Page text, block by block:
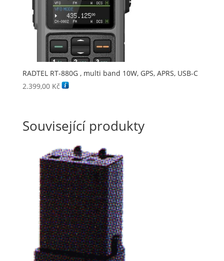
RADTEL RT-880G , multi band 10W, GPS, APRS, USB-C
2.399,00 Kč
Související produkty